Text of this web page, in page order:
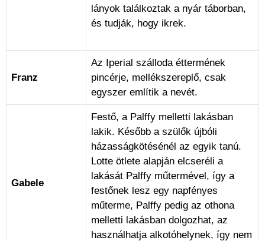
lányok találkoztak a nyár táborban,
és tudják, hogy ikrek.
Franz
Az Iperial szálloda éttermének
pincérje, mellékszereplő, csak
egyszer említik a nevét.
Gabele
Festő, a Palffy melletti lakásban
lakik. Később a szülők újbóli
házasságkötésénél az egyik tanú.
Lotte ötlete alapján elcseréli a
lakását Palffy műtermével, így a
festőnek lesz egy napfényes
műterme, Palffy pedig az othona
melletti lakásban dolgozhat, az
használhatja alkotóhelynek, így nem